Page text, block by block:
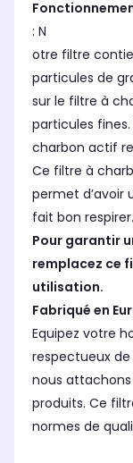
: N
otre filtre
particules de
sur le filtre à
particules
charbon actif
Ce filtre à
permet d’avoir
fait bon respirer.
Pour garantir
remplacez ce
utilisation.
Fabriqué en
Equipez votre
respectueux de
nous
produits. Ce
normes de